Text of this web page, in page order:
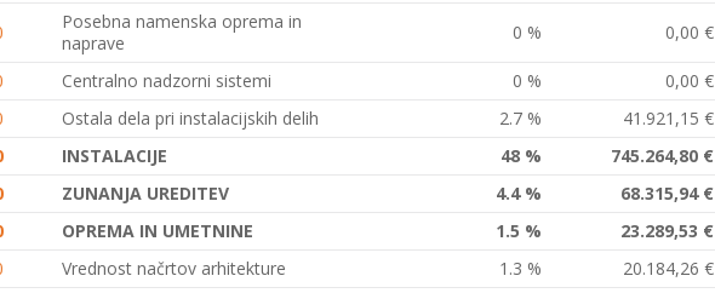
Posebna namenska oprema in
naprave
0 % 0,00 €
Centralno nadzorni sistemi 0 %
0,00 €
Ostala dela pri instalacijskih delih 2.7 %
41.921,15 €
INSTALACIJE 48 %
745.264,80 €
ZUNANJA UREDITEV 4.4 %
68.315,94 €
OPREMA IN UMETNINE 1.5 %
23.289,53 €
Vrednost načrtov arhitekture 1.3 % 20.184,26 €